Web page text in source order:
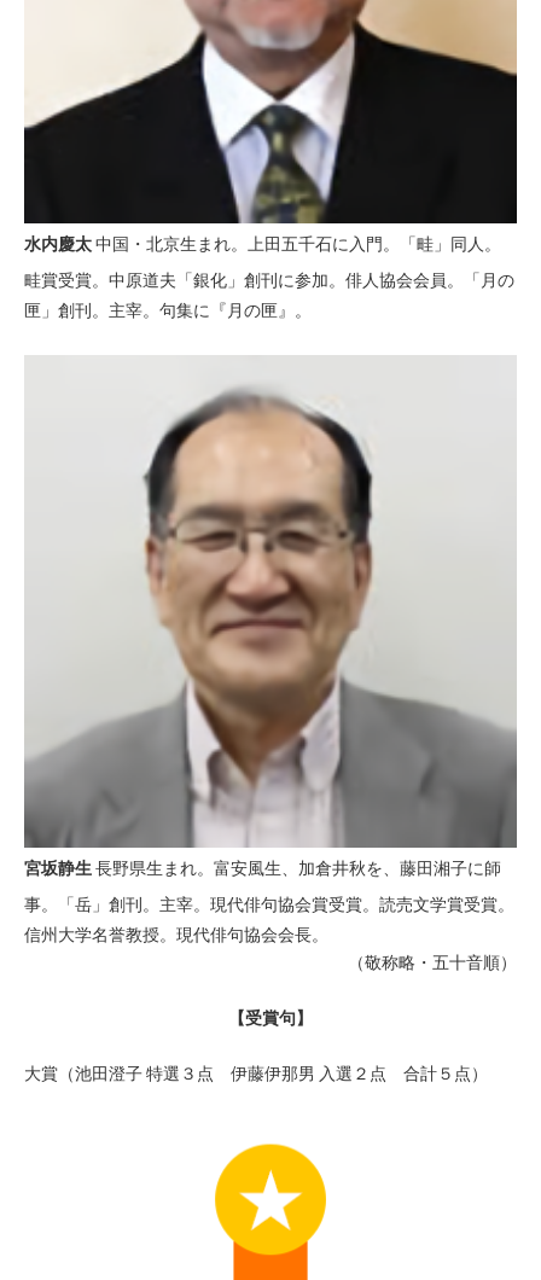
水内慶太中国・北京生まれ。上田五千石に入門。「畦」同人。
畦賞受賞。中原道夫「銀化」創刊に参加。俳人協会会員。「月の
匣」創刊。主宰。句集に『月の匣』。
宮坂静生 長野県生まれ。富安風生、加倉井秋を、藤田湘子に師
事。「岳」創刊。主宰。現代俳句協会賞受賞。読売文学賞受賞。
信州大学名誉教授。現代俳句協会会長。
（敬称略・五十音順）
【受賞句】
大賞（池田澄子 特選３点 伊藤伊那男 入選２点 合計５点）